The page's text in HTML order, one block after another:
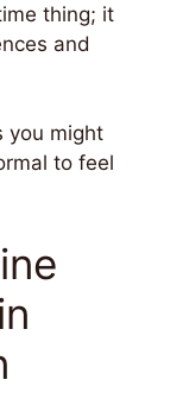
thing; it
and
you might
to feel